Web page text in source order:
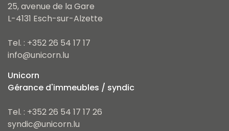
25, avenue de la Gare
L-4131 Esch-sur-Alzette
Tel. : +352 26 54 17 17
info@unicorn.lu
Unicorn
Gérance d'immeubles / syndic
Tel. : +352 26 54 17 17 26
syndic@unicorn.lu